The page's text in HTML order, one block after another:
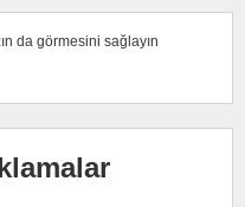
da görmesini sağlayın